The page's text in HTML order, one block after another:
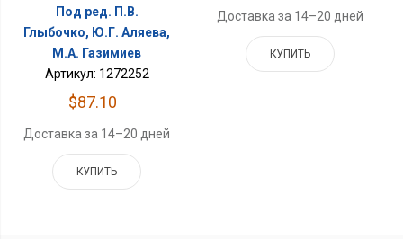
Под ред. П.В.
Глыбочко, Ю.Г. Аляева,
М.А. Газимиев
Артикул: 1272252
$87.10
Доставка за 14–20 дней
КУПИТЬ
Доставка за 14–20 дней
КУПИТЬ